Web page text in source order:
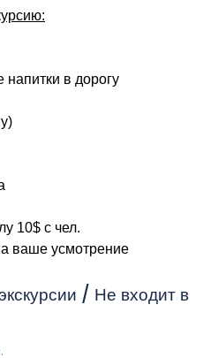
в дорогу
10$ с чел.
ваше усмотрение
/ Не входит в